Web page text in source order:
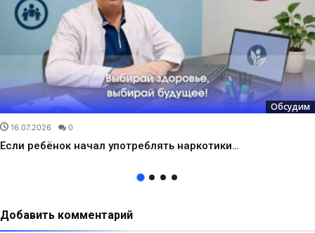
Обсудим
16.07.2026 0
Если ребёнок начал употреблять наркотики…
Добавить комментарий